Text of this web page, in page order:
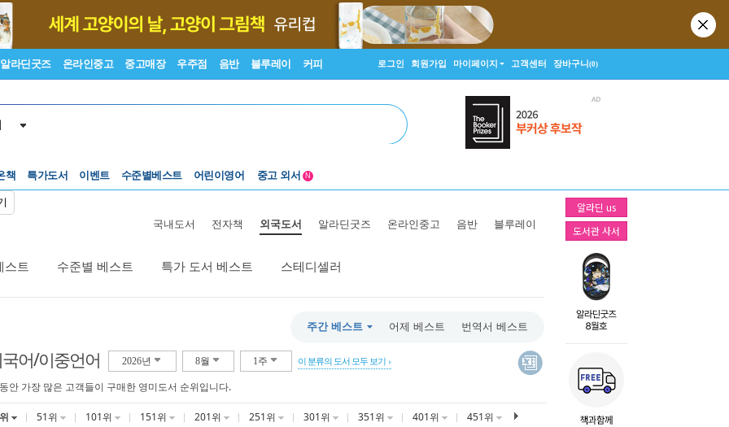
알라딘굿즈 온라인중고 중고매장 우주점 음반 블루레이 커피 로그인 회원가입 마이페이지 고객센터 장바구니(0)
책 특가도서 이벤트 어린이영어 N
알라딘 us
도서관 사서
국내도서 전자책 외국도서 알라딘굿즈 온라인중고 음반 블루레이
스트 수준별 베스트 특가 도서 베스트 스테디셀러
주간 베스트 어제 베스트 번역서 베스트
어/이중언어 2026년 8월 1주 이 분류의 도서 모두 보기
안 가장 많은 고객들이 구매한 영미도서 순위입니다.
51위 101위 151위 201위 251위 301위 351위 401위 451위